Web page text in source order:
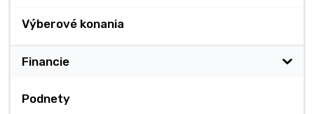
Výberové konania
Financie
Podnety